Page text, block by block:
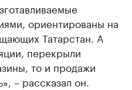
ориентированы на
Татарстан. А
перекрыли
то и продажи
– рассказал он.